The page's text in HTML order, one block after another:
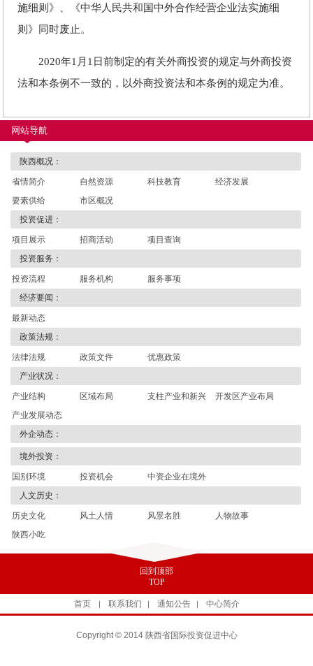
施细则》、《中华人民共和国中外合作经营企业法实施细
则》同时废止。
2020年1月1日前制定的有关外商投资的规定与外商投资
法和本条例不一致的，以外商投资法和本条例的规定为准。
网站导航
陕西概况：
省情简介 自然资源 科技教育
经济发展
要素供给
市区概况
投资促进：
项目展示 招商活动
项目查询
投资服务：
投资流程 服务机构
服务事项
经济要闻：
最新动态
政策法规：
法律法规 政策文件
优惠政策
产业状况：
产业结构 区域布局
支柱产业和新兴
开发区产业布局
产业发展动态
外企动态：
境外投资：
国别环境 投资机会
中资企业在境外
人文历史：
历史文化 风土人情 风景名胜
人物故事
陕西小吃
回到顶部
TOP
首页 | 联系我们 | 通知公告 | 中心简介
Copyright © 2014 陕西省国际投资促进中心